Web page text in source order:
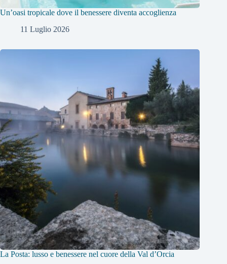
Un’oasi tropicale dove il benessere diventa accoglienza
11 Luglio 2026
La Posta: lusso e benessere nel cuore della Val d’Orcia